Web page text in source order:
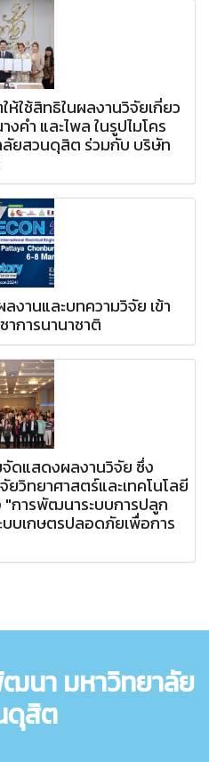
ช้สิทธิในผลงานวิจัยเกี่ยว
คำ และไพล ในรูปไมโคร
ลัยสวนดุสิต ร่วมกับ บริษัท
งานและบทความวิจัย เข้า
าการนานาชาติ
ดแสดงผลงานวิจัย ซึ่ง
วิทยาศาสตร์และเทคโนโลยี
"การพัฒนาระบบการปลูก
บบเกษตรปลอดภัยเพื่อการ
นา มหาวิทยาลัย
ดุสิต